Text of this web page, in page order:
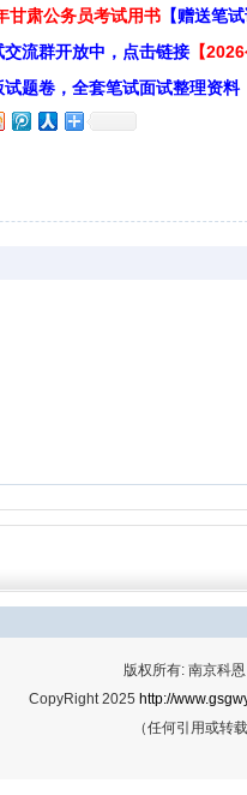
甘肃公务员考试用书 【赠送笔
流群开放中，点击链接 【
题卷，全套笔试面试整理资料
版权所有: 南京科
CopyRight 2025 http://
（任何引用或转